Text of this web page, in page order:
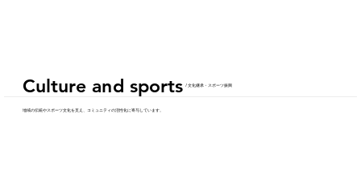
Culture and sports
Culture and sports ​ / 文化継承・スポーツ振興
​地域の伝統やスポーツ文化を支え、コミュニティの活性化に寄与しています。